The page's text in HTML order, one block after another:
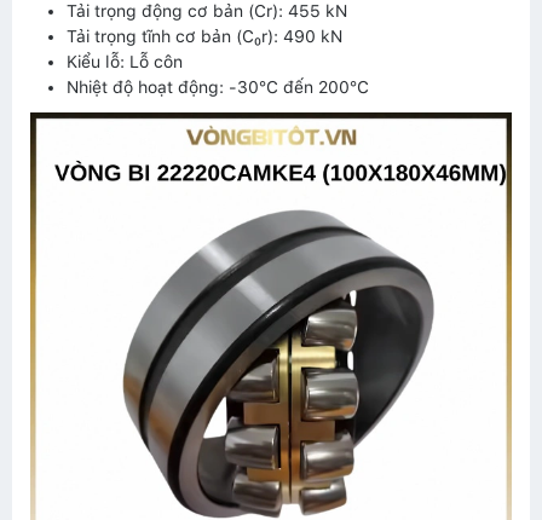
Tải trọng động cơ bản (Cr): 455 kN
Tải trọng tĩnh cơ bản (C₀r): 490 kN
Kiểu lỗ: Lỗ côn
Nhiệt độ hoạt động: -30°C đến 200°C